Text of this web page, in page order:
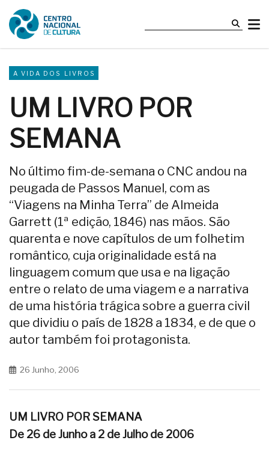
A VIDA DOS LIVROS
UM LIVRO POR
SEMANA
No último fim-de-semana o CNC andou na
peugada de Passos Manuel, com as
“Viagens na Minha Terra” de Almeida
Garrett (1ª edição, 1846) nas mãos. São
quarenta e nove capítulos de um folhetim
romântico, cuja originalidade está na
linguagem comum que usa e na ligação
entre o relato de uma viagem e a narrativa
de uma história trágica sobre a guerra civil
que dividiu o país de 1828 a 1834, e de que o
autor também foi protagonista.
26 Junho, 2006
UM LIVRO POR SEMANA
De 26 de Junho a 2 de Julho de 2006